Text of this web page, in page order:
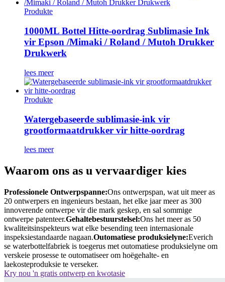
Produkte
1000ML Bottel Hitte-oordrag Sublimasie Ink
vir Epson /Mimaki / Roland / Mutoh Drukker
Drukwerk
lees meer
Produkte
Watergebaseerde sublimasie-ink vir
grootformaatdrukker vir hitte-oordrag
lees meer
Waarom ons as u vervaardiger kies
Professionele Ontwerpspanne:Ons ontwerpspan, wat uit meer as
20 ontwerpers en ingenieurs bestaan, het elke jaar meer as 300
innoverende ontwerpe vir die mark geskep, en sal sommige
ontwerpe patenteer.Gehaltebestuurstelsel:Ons het meer as 50
kwaliteitsinspekteurs wat elke besending teen internasionale
inspeksiestandaarde nagaan.Outomatiese produksielyne:Everich
se waterbottelfabriek is toegerus met outomatiese produksielyne om
verskeie prosesse te outomatiseer om hoëgehalte- en
laekosteproduksie te verseker.
Kry nou 'n gratis ontwerp en kwotasie